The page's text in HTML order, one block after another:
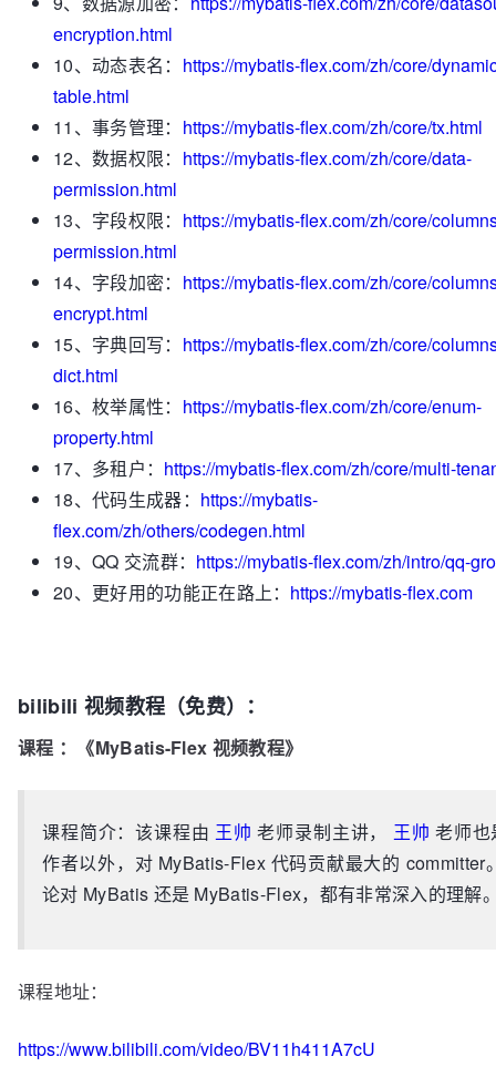
encryption.html
10、动态表名： https://mybatis-flex.com/zh/core/
table.html
11、事务管理： https://mybatis-flex.com/zh/core/tx.html
12、数据权限： https://mybatis-flex.com/zh/core/data-
permission.html
13、字段权限： https://mybatis-flex.com/zh/core/
permission.html
14、字段加密： https://mybatis-flex.com/zh/core/
encrypt.html
15、字典回写： https://mybatis-flex.com/zh/core/
dict.html
16、枚举属性： https://mybatis-flex.com/zh/core/enum-
property.html
17、多租户： https://mybatis-flex.com/zh/core/multi-
18、代码生成器： https://mybatis-
flex.com/zh/others/codegen.html
19、QQ 交流群： https://mybatis-flex.com/zh/intro/qq-
20、更好用的功能正在路上： https://mybatis-flex.com
bilibili 视频教程（免费）：
课程 ：《MyBatis-Flex 视频教程》
课程简介：该课程由 王帅 老师录制主讲， 王帅 老师
作者以外，对 MyBatis-Flex 代码贡献最大的 committer
论对 MyBatis 还是 MyBatis-Flex，都有非常深入的理解
课程地址：
https://www.bilibili.com/video/BV11h411A7cU